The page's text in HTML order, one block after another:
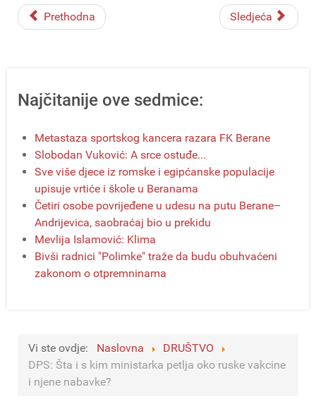
Prethodna Sledjeća
Najčitanije ove sedmice:
Metastaza sportskog kancera razara FK Berane
Slobodan Vuković: A srce ostuđe...
Sve više djece iz romske i egipćanske populacije
upisuje vrtiće i škole u Beranama
Četiri osobe povrijeđene u udesu na putu Berane–
Andrijevica, saobraćaj bio u prekidu
Mevlija Islamović: Klima
Bivši radnici "Polimke" traže da budu obuhvaćeni
zakonom o otpremninama
Vi ste ovdje: Naslovna
DRUŠTVO
DPS: Šta i s kim ministarka petlja oko ruske vakcine
i njene nabavke?